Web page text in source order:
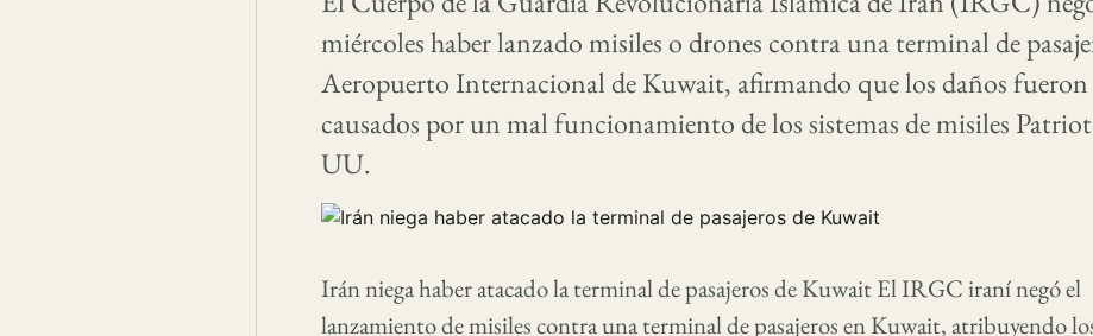
miércoles haber lanzado misiles o drones contra una terminal de
Aeropuerto Internacional de Kuwait, afirmando que los daños fueron
causados por un mal funcionamiento de los sistemas de misiles
UU.
Irán niega haber atacado la terminal de pasajeros de Kuwait El IRGC iraní negó el
lanzamiento de misiles contra una terminal de pasajeros en Kuwait, atribuyendo